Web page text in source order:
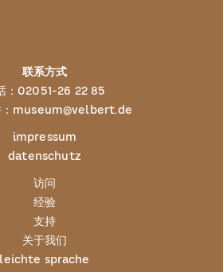
联系方式
： 02051-26 22 85
museum@velbert.de
impressum
datenschutz
访问
经验
支持
关于我们
leichte sprache